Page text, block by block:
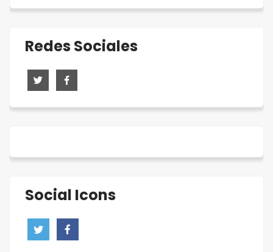
Redes Sociales
Social Icons